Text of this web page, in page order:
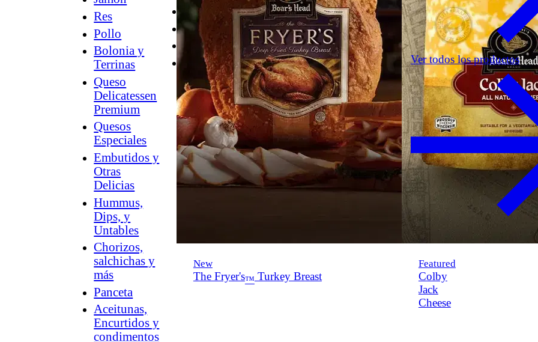
Res
Pollo
Bolonia y
Terrinas
Queso
Delicatessen
Premium
Quesos
Especiales
Embutidos y
Otras
Delicias
Hummus,
Dips, y
Untables
Chorizos,
salchichas y
más
Panceta
Aceitunas,
Encurtidos y
condimentos
Desayuno
Parrilla
Hummus
Snacks
New
The Fryer's™ Turkey Breast
Featured
Colby
Jack
Cheese
Ver todos los productos